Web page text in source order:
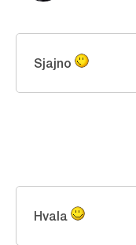
Sjajno
Hvala